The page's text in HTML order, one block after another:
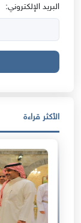
البريد الإلكتروني:
الأكثر قراءة